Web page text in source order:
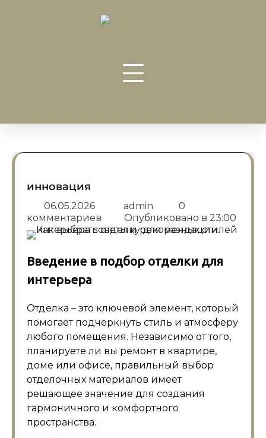
инновация
06.05.2026 admin
0
комментариев
Опубликовано в 23:00
Введение в подбор отделки для
интерьера
Отделка – это ключевой элемент, который
помогает подчеркнуть стиль и атмосферу
любого помещения. Независимо от того,
планируете ли вы ремонт в квартире,
доме или офисе, правильный выбор
отделочных материалов имеет
решающее значение для создания
гармоничного и комфортного
пространства.